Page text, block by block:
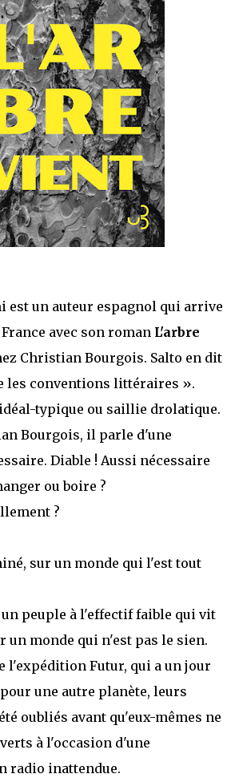
précédents : tant l’univers que les protagonistes
est un auteur espagnol qui arrive
avec son roman L'arbre
Christian Bourgois. Salto en dit
les conventions littéraires ».
typique ou saillie drolatique.
Bourgois, il parle d'une
Diable ! Aussi nécessaire
ou boire ?
?
sur un monde qui l'est tout
peuple à l'effectif faible qui vit
un monde qui n'est pas le sien.
l'expédition Futur, qui a un jour
une autre planète, leurs
oubliés avant qu'eux-mêmes ne
à l'occasion d'une
radio inattendue.